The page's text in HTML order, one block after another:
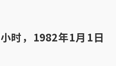
时，1982年1月1日